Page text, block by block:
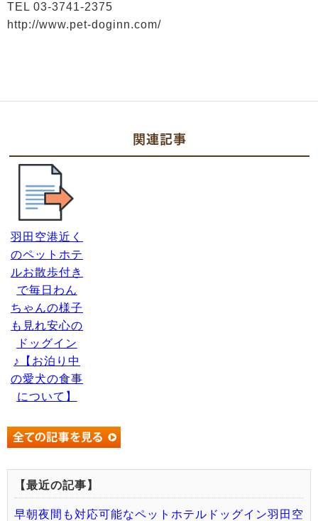
TEL 03-3741-2375
http://www.pet-doginn.com/
関連記事
羽田空港近く
のペットホテ
ルお散歩付き
で毎日わん
ちゃんの様子
も見れ安心の
ドッグイン
♪【お泊り中
の愛犬の食事
について】
【最近の記事】
早朝夜間も対応可能なペットホテルドッグイン羽田空